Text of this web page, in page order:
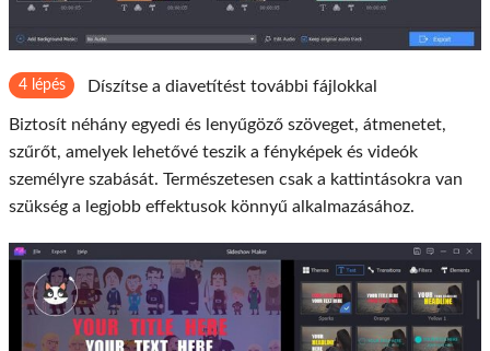
4 lépés Díszítse a diavetítést további fájlokkal
Biztosít néhány egyedi és lenyűgöző szöveget, átmenetet,
szűrőt, amelyek lehetővé teszik a fényképek és videók
személyre szabását. Természetesen csak a kattintásokra van
szükség a legjobb effektusok könnyű alkalmazásához.